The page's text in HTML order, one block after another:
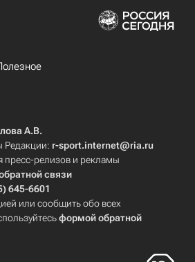
А.В.
Редакции: r-sport.internet@ria.ru
релизов и рекламы
связи
645-6601
или сообщить обо всех
формой обратной